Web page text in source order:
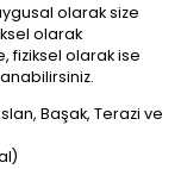
olarak size
olarak
fiziksel olarak ise
Başak, Terazi ve